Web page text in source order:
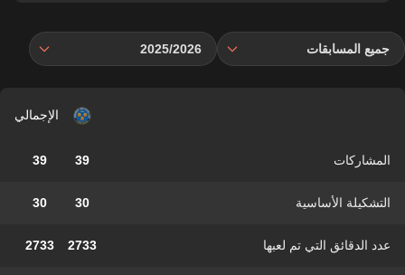
جميع المسابقات 2025/2026
الإجمالي
المشاركات 39
39
التشكيلة الأساسية 30
30
عدد الدقائق التي تم لعبها 2733
2733